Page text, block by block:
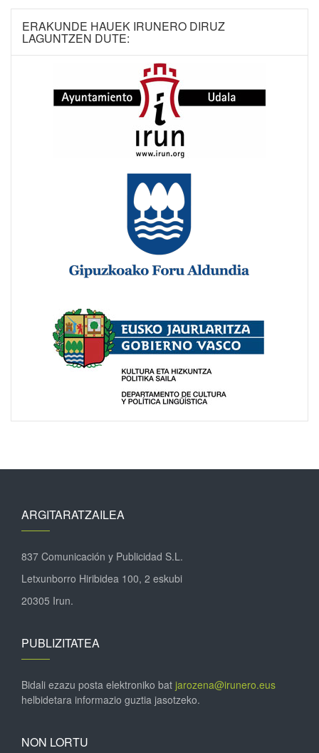
ERAKUNDE HAUEK IRUNERO DIRUZ
LAGUNTZEN DUTE:
ARGITARATZAILEA
837 Comunicación y Publicidad S.L.
Letxunborro Hiribidea 100, 2 eskubi
20305 Irun.
PUBLIZITATEA
Bidali ezazu posta elektroniko bat jarozena@irunero.eus
helbidetara informazio guztia jasotzeko.
NON LORTU